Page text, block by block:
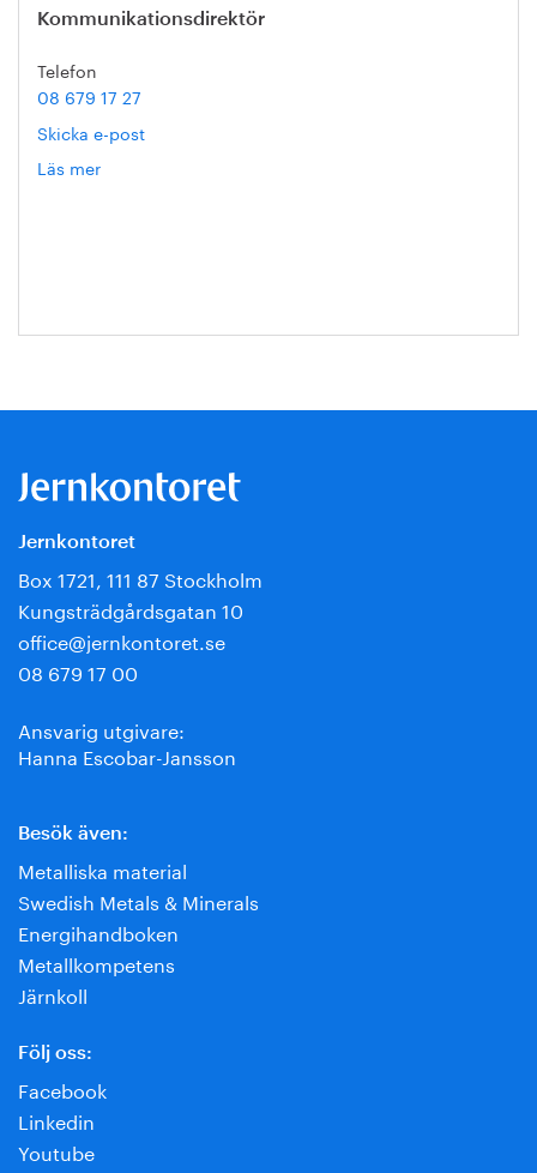
Kommunikationsdirektör
Telefon
08 679 17 27
Skicka e-post
Läs mer
Jernkontoret
Box 1721, 111 87 Stockholm
Kungsträdgårdsgatan 10
office@jernkontoret.se
08 679 17 00
Ansvarig utgivare:
Hanna Escobar-Jansson
Besök även:
Metalliska material
Swedish Metals & Minerals
Energihandboken
Metallkompetens
Järnkoll
Följ oss:
Facebook
Linkedin
Youtube